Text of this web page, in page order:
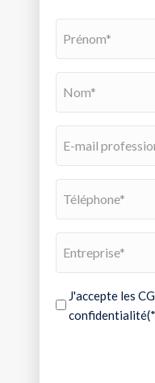
J'accepte les